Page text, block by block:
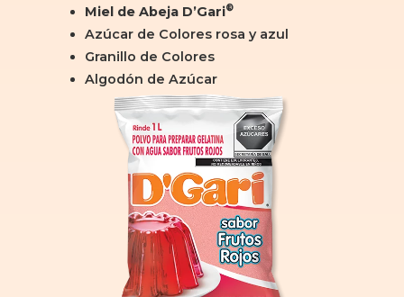
Miel de Abeja D’Gari®
Azúcar de Colores rosa y azul
Granillo de Colores
Algodón de Azúcar